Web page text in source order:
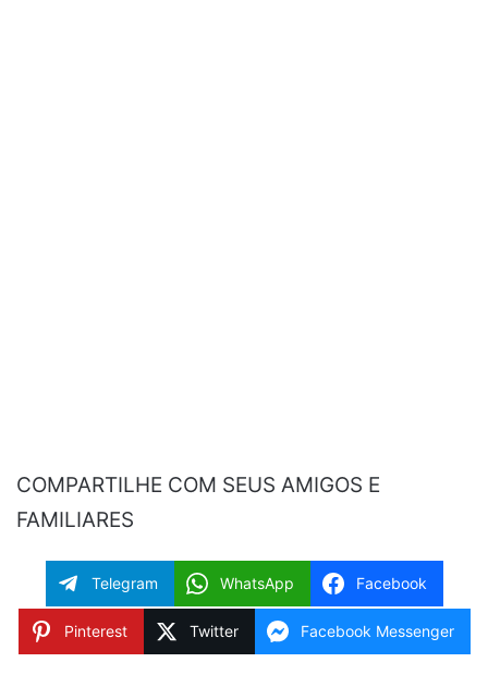
COMPARTILHE COM SEUS AMIGOS E
FAMILIARES
Telegram WhatsApp Facebook
Pinterest Twitter Facebook Messenger